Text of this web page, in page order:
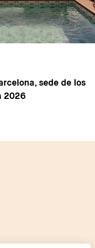
sede de los
2026